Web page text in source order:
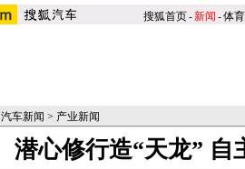
搜狐首页-新闻 -体育
汽车新闻 > 产业新闻
潜心修行造“天龙” 自